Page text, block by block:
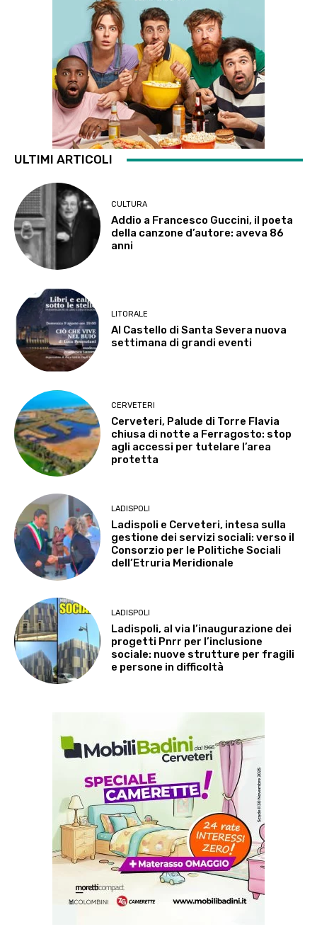
ULTIMI ARTICOLI
CULTURA
Addio a Francesco Guccini, il poeta
della canzone d’autore: aveva 86
anni
LITORALE
Al Castello di Santa Severa nuova
settimana di grandi eventi
CERVETERI
Cerveteri, Palude di Torre Flavia
chiusa di notte a Ferragosto: stop
agli accessi per tutelare l’area
protetta
LADISPOLI
Ladispoli e Cerveteri, intesa sulla
gestione dei servizi sociali: verso il
Consorzio per le Politiche Sociali
dell’Etruria Meridionale
LADISPOLI
Ladispoli, al via l’inaugurazione dei
progetti Pnrr per l’inclusione
sociale: nuove strutture per fragili
e persone in difficoltà